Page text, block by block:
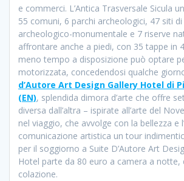
e commerci. L’Antica Trasversale Sicula
55 comuni, 6 parchi archeologici, 47 siti
archeologico-monumentale e 7 riserve
affrontare anche a piedi, con 35 tappe in
meno tempo a disposizione può optare
motorizzata, concedendosi qualche
d’Autore Art Design Gallery Hotel di
(EN), splendida dimora d’arte che offre
diversa dall’altra – ispirate all’arte del
nel viaggio, che avvolge con la bellezza e
comunicazione artistica un tour
per il soggiorno a Suite D’Autore Art
Hotel parte da 80 euro a camera a notte,
colazione.